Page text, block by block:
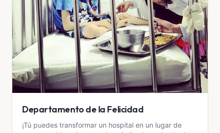
Departamento de la Felicidad
¡Tú puedes transformar un hospital en un lugar de